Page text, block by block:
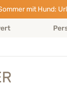
mit Hund: